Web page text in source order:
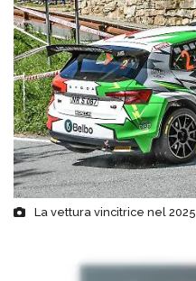
La vettura vincitrice nel 2025